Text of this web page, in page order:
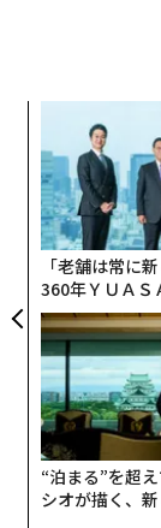
「老舗は常に
360年ＹＵＡＳ
CEO田尻望が
る人の価値
“泊まる”を超
シオが描く、